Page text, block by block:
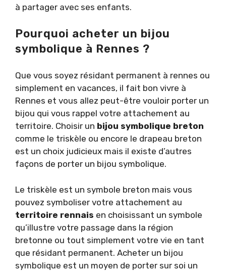
à partager avec ses enfants.
Pourquoi acheter un bijou
symbolique à Rennes ?
Que vous soyez résidant permanent à rennes ou
simplement en vacances, il fait bon vivre à
Rennes et vous allez peut-être vouloir porter un
bijou qui vous rappel votre attachement au
territoire. Choisir un bijou symbolique breton
comme le triskèle ou encore le drapeau breton
est un choix judicieux mais il existe d’autres
façons de porter un bijou symbolique.
Le triskèle est un symbole breton mais vous
pouvez symboliser votre attachement au
territoire rennais en choisissant un symbole
qu’illustre votre passage dans la région
bretonne ou tout simplement votre vie en tant
que résidant permanent. Acheter un bijou
symbolique est un moyen de porter sur soi un